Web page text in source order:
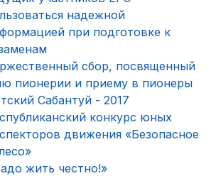
надежной
при подготовке к
сбор, посвященный
пионерии и приему в пионеры
Сабантуй - 2017
конкурс юных
движения «Безопасное
жить честно!»